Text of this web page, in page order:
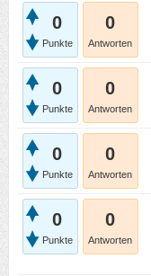
0
Punkte
0
Antworten
0
Punkte
0
Antworten
0
Punkte
0
Antworten
0
Punkte
0
Antworten